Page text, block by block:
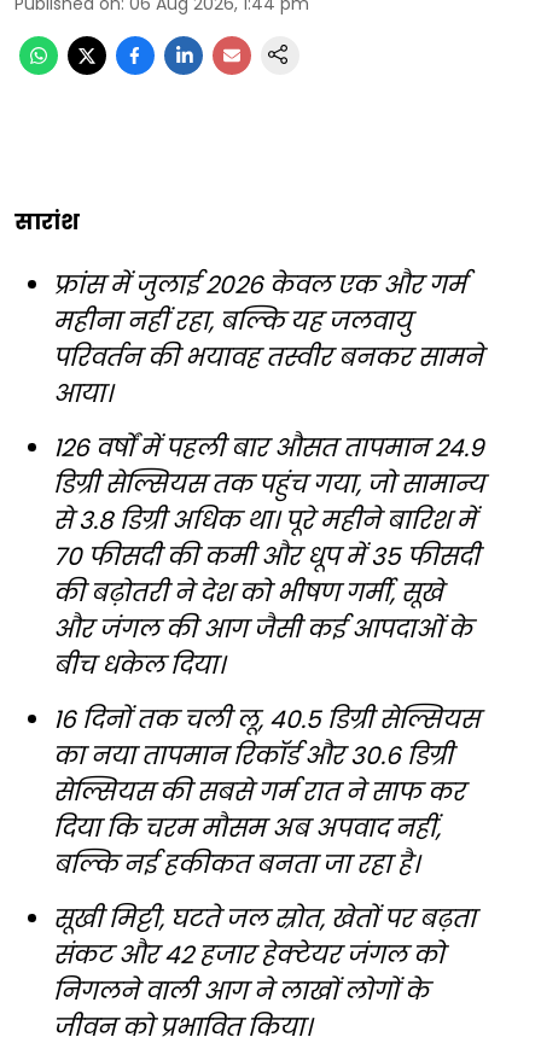
सारांश
फ्रांस में जुलाई 2026 केवल एक और गर्म
महीना नहीं रहा, बल्कि यह जलवायु
परिवर्तन की भयावह तस्वीर बनकर सामने
आया।
126 वर्षों में पहली बार औसत तापमान 24.9
डिग्री सेल्सियस तक पहुंच गया, जो सामान्य
से 3.8 डिग्री अधिक था। पूरे महीने बारिश में
70 फीसदी की कमी और धूप में 35 फीसदी
की बढ़ोतरी ने देश को भीषण गर्मी, सूखे
और जंगल की आग जैसी कई आपदाओं के
बीच धकेल दिया।
16 दिनों तक चली लू, 40.5 डिग्री सेल्सियस
का नया तापमान रिकॉर्ड और 30.6 डिग्री
सेल्सियस की सबसे गर्म रात ने साफ कर
दिया कि चरम मौसम अब अपवाद नहीं,
बल्कि नई हकीकत बनता जा रहा है।
सूखी मिट्टी, घटते जल स्रोत, खेतों पर बढ़ता
संकट और 42 हजार हेक्टेयर जंगल को
निगलने वाली आग ने लाखों लोगों के
जीवन को प्रभावित किया।